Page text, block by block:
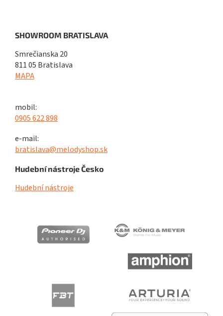
SHOWROOM BRATISLAVA
Smrečianska 20
811 05 Bratislava
MAPA
mobil:
0905 622 898
e-mail:
bratislava@melodyshop.sk
Hudební nástroje Česko
Hudební nástroje